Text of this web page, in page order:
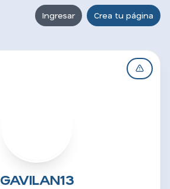
Ingresar Crea tu página
GAVILAN13